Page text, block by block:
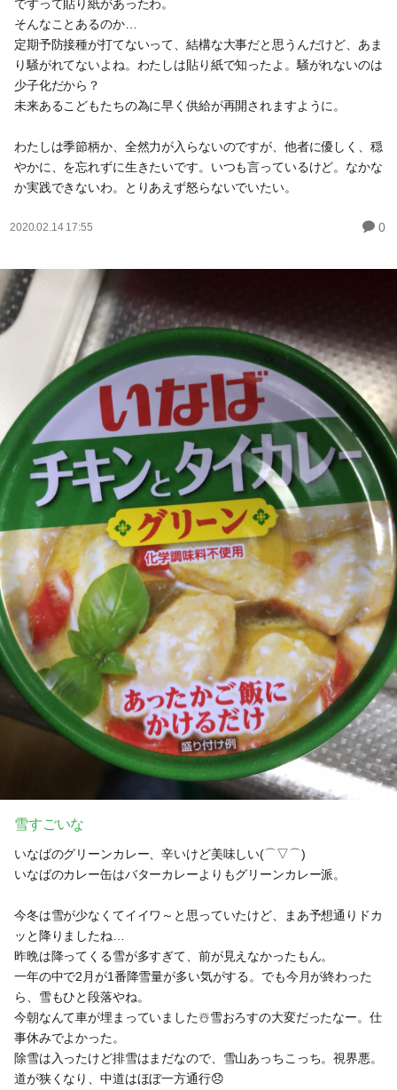
ですって貼り紙があったわ。
そんなことあるのか…
定期予防接種が打てないって、結構な大事だと思うんだけど、あま
り騒がれてないよね。わたしは貼り紙で知ったよ。騒がれないのは
少子化だから？
未来あるこどもたちの為に早く供給が再開されますように。
わたしは季節柄か、全然力が入らないのですが、他者に優しく、穏
やかに、を忘れずに生きたいです。いつも言っているけど。なかな
か実践できないわ。とりあえず怒らないでいたい。
2020.02.14 17:55 0
雪すごいな
いなばのグリーンカレー、辛いけど美味しい(⌒▽⌒)
いなばのカレー缶はバターカレーよりもグリーンカレー派。
今冬は雪が少なくてイイワ～と思っていたけど、まあ予想通りドカ
ッと降りましたね…
昨晩は降ってくる雪が多すぎて、前が見えなかったもん。
一年の中で2月が1番降雪量が多い気がする。でも今月が終わった
ら、雪もひと段落やね。
今朝なんて車が埋まっていました☃️雪おろすの大変だったなー。仕
事休みでよかった。
除雪は入ったけど排雪はまだなので、雪山あっちこっち。視界悪。
道が狭くなり、中道はほぼ一方通行😞